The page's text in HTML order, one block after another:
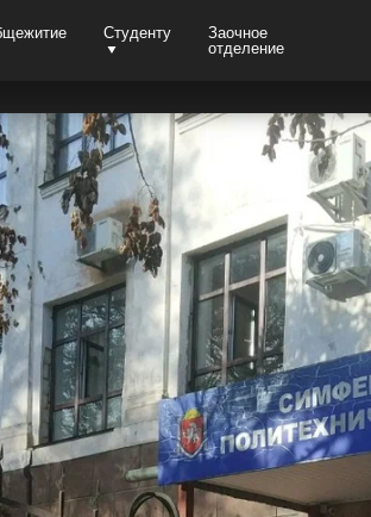
Студенту
Заочное
отделение